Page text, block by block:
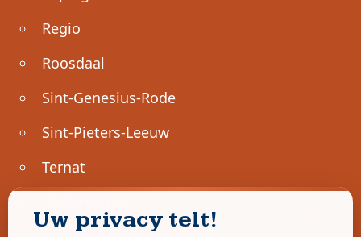
Regio
Roosdaal
Sint-Genesius-Rode
Sint-Pieters-Leeuw
Ternat
Uw privacy telt!